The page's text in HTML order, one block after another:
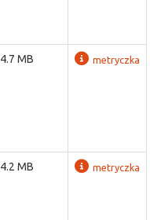
4.7 MB metryczka
4.2 MB metryczka